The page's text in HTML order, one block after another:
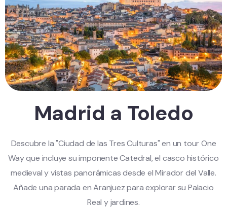
Madrid a Toledo
Descubre la "Ciudad de las Tres Culturas" en un tour One
Way que incluye su imponente Catedral, el casco histórico
medieval y vistas panorámicas desde el Mirador del Valle.
Añade una parada en Aranjuez para explorar su Palacio
Real y jardines.